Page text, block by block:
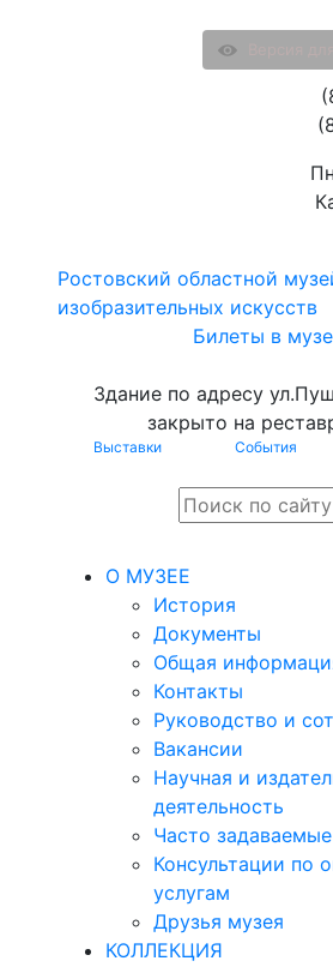
Ростовский областной
изобразительных искусств
Билеты в
Здание по адресу
закрыто на
Выставки События
О МУЗЕЕ
История
Документы
Общая
Контакты
Руководство и
Вакансии
Научная и
деятельность
Часто
Консультации по
услугам
Друзья музея
КОЛЛЕКЦИЯ